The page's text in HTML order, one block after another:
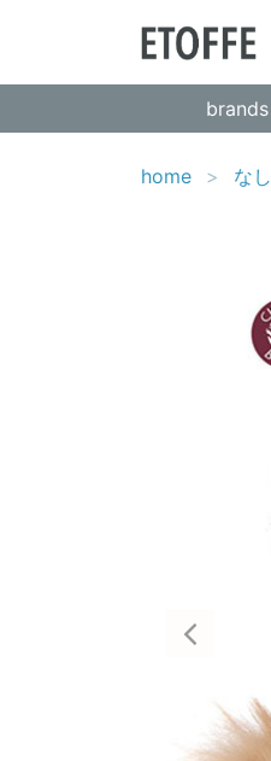
brands
home なし
Previous